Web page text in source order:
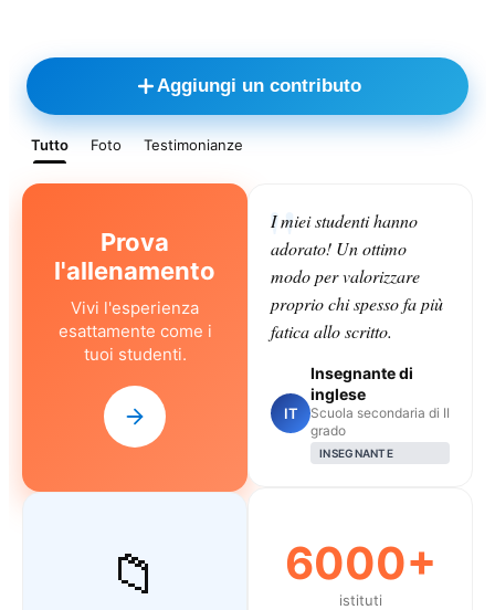
Aggiungi un contributo
Tutto Foto Testimonianze
Prova
l'allenamento
Vivi l'esperienza
esattamente come i
tuoi studenti.
📁
I miei studenti hanno
adorato! Un ottimo
modo per valorizzare
proprio chi spesso fa più
fatica allo scritto.
IT
Insegnante di
inglese
Scuola secondaria di II
grado
INSEGNANTE
6000+
istituti